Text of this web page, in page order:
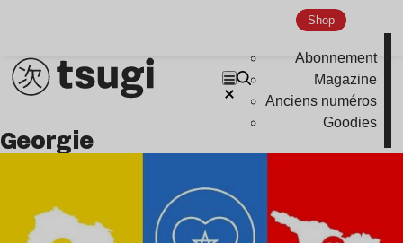
Shop
Abonnement
Magazine
Anciens numéros
Goodies
Nu Jazz
Indie
georgie